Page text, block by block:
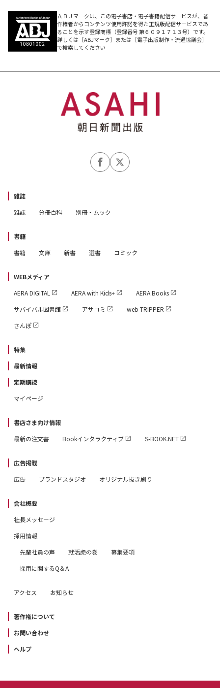
ＡＢＪマークは、この電子書店・電子書籍配信サービスが、著
作権者からコンテンツ使用許諾を得た正規版配信サービスであ
ることを示す登録商標（登録番号 第６０９１７１３号）です。
詳しくは［ABJマーク］または［電子出版制作・流通協議会］
で検索してください
雑誌
雑誌
分冊百科 別冊・ムック
書籍
書籍
文庫 新書 選書 コミック
WEBメディア
AERA DIGITAL
AERA with Kids+
AERA Books
サバイバル図書館
アサコミ
web TRIPPER
さんぽ
特集
最新情報
定期購読
マイページ
書店さま向け情報
最新の注文書
Bookインタラクティブ S-BOOK.NET
広告掲載
広告
ブランドスタジオ オリジナル抜き刷り
会社概要
社長メッセージ
採用情報
先輩社員の声
就活虎の巻
募集要項
採用に関するQ＆A
アクセス お知らせ
著作権について
お問い合わせ
ヘルプ